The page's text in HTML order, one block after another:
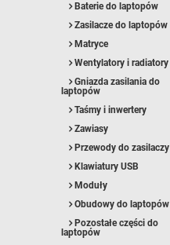
Baterie do laptopów
Zasilacze do laptopów
Matryce
Wentylatory i radiatory
Gniazda zasilania do
laptopów
Taśmy i inwertery
Zawiasy
Przewody do zasilaczy
Klawiatury USB
Moduły
Obudowy do laptopów
Pozostałe części do
laptopów